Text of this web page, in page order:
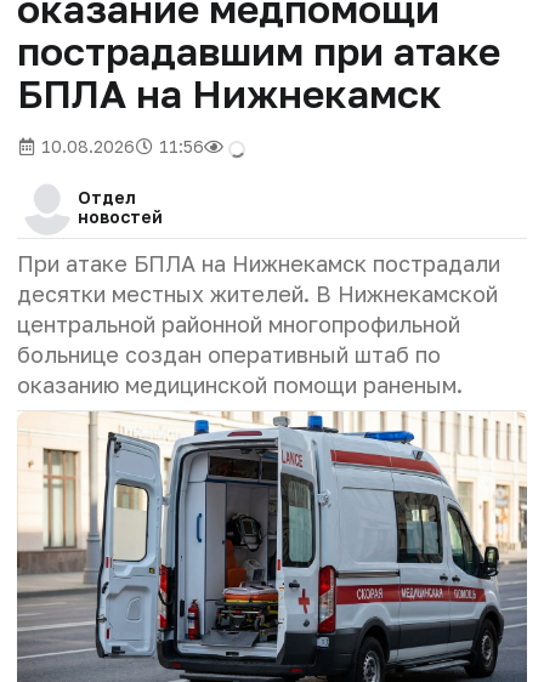
пострадавшим при атаке
БПЛА на Нижнекамск
10.08.2026 11:56
Отдел
новостей
При атаке БПЛА на Нижнекамск пострадали
десятки местных жителей. В Нижнекамской
центральной районной многопрофильной
больнице создан оперативный штаб по
оказанию медицинской помощи раненым.